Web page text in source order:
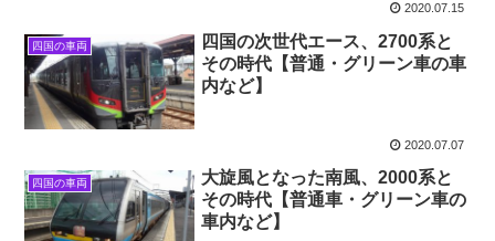
2020.07.15
四国の車両
四国の次世代エース、2700系と
その時代【普通・グリーン車の車
内など】
2020.07.07
四国の車両
大旋風となった南風、2000系と
その時代【普通車・グリーン車の
車内など】